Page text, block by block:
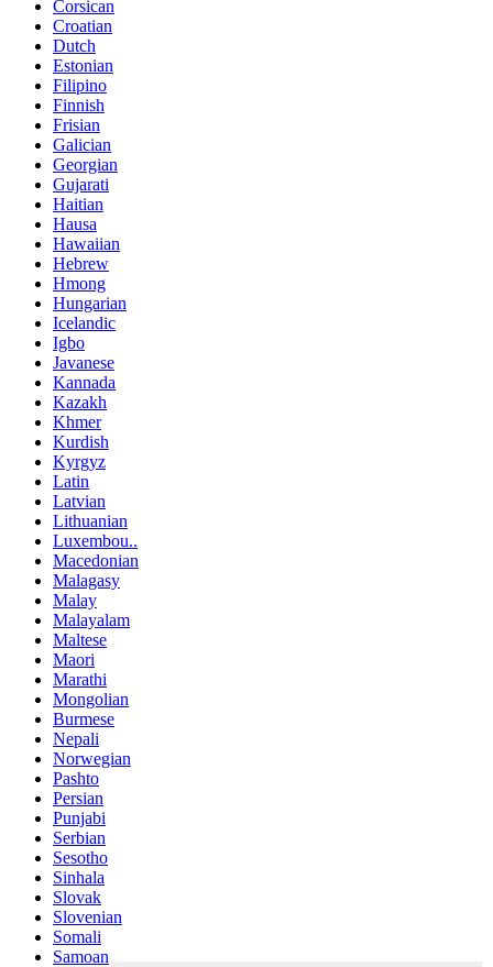
Corsican
Croatian
Dutch
Estonian
Filipino
Finnish
Frisian
Galician
Georgian
Gujarati
Haitian
Hausa
Hawaiian
Hebrew
Hmong
Hungarian
Icelandic
Igbo
Javanese
Kannada
Kazakh
Khmer
Kurdish
Kyrgyz
Latin
Latvian
Lithuanian
Luxembou..
Macedonian
Malagasy
Malay
Malayalam
Maltese
Maori
Marathi
Mongolian
Burmese
Nepali
Norwegian
Pashto
Persian
Punjabi
Serbian
Sesotho
Sinhala
Slovak
Slovenian
Somali
Samoan